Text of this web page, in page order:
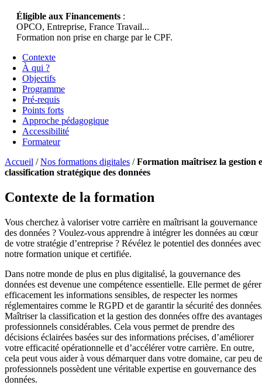
Éligible aux Financements :
OPCO, Entreprise, France Travail...
Formation non prise en charge par le CPF.
Contexte
À qui ?
Objectifs
Programme
Pré-requis
Points forts
Approche pédagogique
Accessibilité
Formateur
Accueil /Nos formations digitales /Formation maîtrisez la gestion
classification stratégique des données
Contexte de la formation
Vous cherchez à valoriser votre carrière en maîtrisant la gouvernance
des données ? Voulez-vous apprendre à intégrer les données au cœur
de votre stratégie d’entreprise ? Révélez le potentiel des données avec
notre formation unique et certifiée.
Dans notre monde de plus en plus digitalisé, la gouvernance des
données est devenue une compétence essentielle. Elle permet de gérer
efficacement les informations sensibles, de respecter les normes
réglementaires comme le RGPD et de garantir la sécurité des
Maîtriser la classification et la gestion des données offre des avantages
professionnels considérables. Cela vous permet de prendre des
décisions éclairées basées sur des informations précises, d’améliorer
votre efficacité opérationnelle et d’accélérer votre carrière. En outre,
cela peut vous aider à vous démarquer dans votre domaine, car peu de
professionnels possèdent une véritable expertise en gouvernance des
données.